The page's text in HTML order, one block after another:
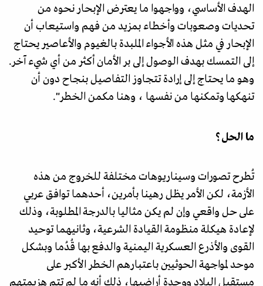
الهدف الأساسي، وواجهوا ما يعترض الإبحار نحوه من
تحديات وصعوبات وأخطاء بمزيد من فهم واستيعاب أن
الإبحار في مثل هذه الأجواء الملبدة بالغيوم والأعاصير يحتاج
إلى التمسك بهدف الوصول إلى بر الأمان أكثر من أي شيء آخر.
وهو ما يحتاج إلى إرادة تتجاوز التفاصيل بنجاح دون أن
تنهكها وتمكنها من نفسها ، وهنا مكمن الخطر".
ما الحل؟
تُطرح تصورات وسيناريوهات مختلفة للخروج من هذه
الأزمة، لكن الأمر يظل رهينا بأمرين، أحدهما توافق عربي
على حل واقعي وإن لم يكن مثاليا بالدرجة المطلوبة، وذلك
لإعادة هيكلة منظومة القيادة الشرعية، وثانيهما توحيد
القوى والأذرع العسكرية اليمنية والدفع بها قُدُما وبشكل
موحد لمواجهة الحوثيين باعتبارهم الخطر الأكبر على
مستقبل البلاد ووحدة أراضيها، ذلك أنه ما لم تتم هزيمتهم